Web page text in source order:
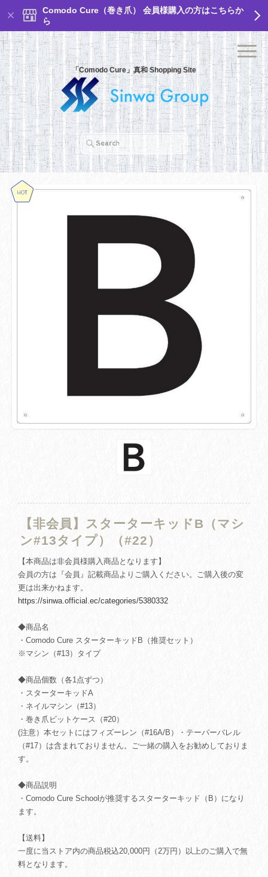
Comodo Cure（巻き爪） 会員様購入の方はこちらか
ら
「Comodo Cure」真和 Shopping Site
【非会員】スターターキッドB（マシ
ン#13タイプ）（#22）
【本商品は非会員様購入商品となります】
会員の方は『会員』記載商品よりご購入ください。ご購入後の変
更は出来かねます。
https://sinwa.official.ec/categories/5380332
◆商品名
・Comodo Cure スターターキッドB（推奨セット）
※マシン（#13）タイプ
◆商品個数（各1点ずつ）
・スターターキッドA
・ネイルマシン（#13）
・巻き爪ビットケース（#20）
(注意）本セットにはフィズーレン（#16A/B）・テーパーバレル
（#17）は含まれておりません。ご一緒の購入をお勧めしておりま
す。
◆商品説明
・Comodo Cure Schoolが推奨するスターターキッド（B）になり
ます。
【送料】
一度に当ストア内の商品税込20,000円（2万円）以上のご購入で無
料となります。